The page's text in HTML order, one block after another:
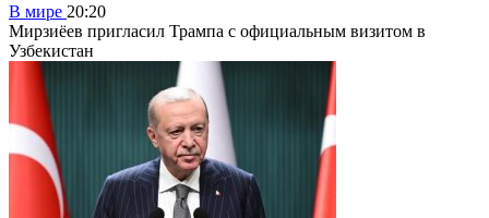
В мире 20:20
Мирзиёев пригласил Трампа с официальным визитом в
Узбекистан